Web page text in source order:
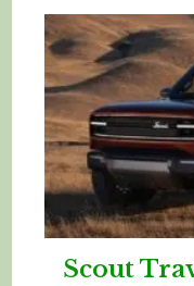
Scout